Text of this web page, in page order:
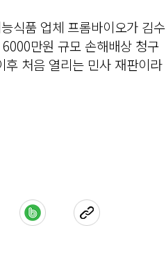
식품 업체 프롬바이오가 김수
만원 규모 손해배상 청구
처음 열리는 민사 재판이라